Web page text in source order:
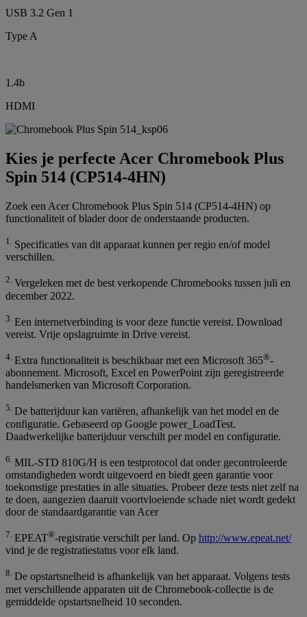
USB 3.2 Gen 1
Type A
1.4b
HDMI
Kies je perfecte Acer Chromebook Plus
Spin 514 (CP514-4HN)
Zoek een Acer Chromebook Plus Spin 514 (CP514-4HN) op
functionaliteit of blader door de onderstaande producten.
1. Specificaties van dit apparaat kunnen per regio en/of model
verschillen.
2. Vergeleken met de best verkopende Chromebooks tussen juli en
december 2022.
3. Een internetverbinding is voor deze functie vereist. Download
vereist. Vrije opslagruimte in Drive vereist.
4. Extra functionaliteit is beschikbaar met een Microsoft 365®-
abonnement. Microsoft, Excel en PowerPoint zijn geregistreerde
handelsmerken van Microsoft Corporation.
5. De batterijduur kan variëren, afhankelijk van het model en de
configuratie. Gebaseerd op Google power_LoadTest.
Daadwerkelijke batterijduur verschilt per model en configuratie.
6. MIL-STD 810G/H is een testprotocol dat onder gecontroleerde
omstandigheden wordt uitgevoerd en biedt geen garantie voor
toekomstige prestaties in alle situaties. Probeer deze tests niet zelf na
te doen, aangezien daaruit voortvloeiende schade niet wordt gedekt
door de standaardgarantie van Acer
7. EPEAT®-registratie verschilt per land. Op http://www.epeat.net/
vind je de registratiestatus voor elk land.
8. De opstartsnelheid is afhankelijk van het apparaat. Volgens tests
met verschillende apparaten uit de Chromebook-collectie is de
gemiddelde opstartsnelheid 10 seconden.